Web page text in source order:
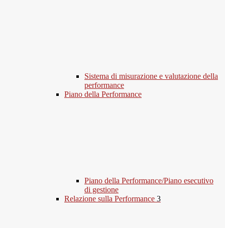
Sistema di misurazione e valutazione della
performance
Piano della Performance
Piano della Performance/Piano esecutivo
di gestione
Relazione sulla Performance 3